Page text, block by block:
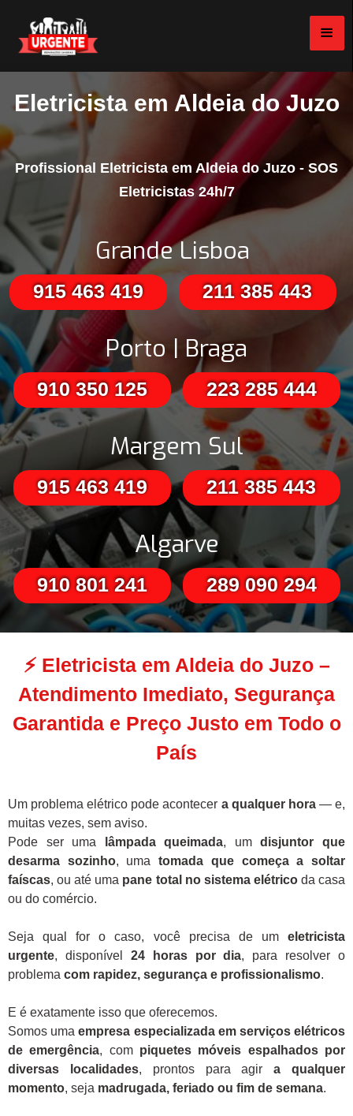
Eletricista em Aldeia do Juzo
Profissional Eletricista em Aldeia do Juzo - SOS
Eletricistas 24h/7
Grande Lisboa
915 463 419 211 385 443
Porto | Braga
910 350 125 223 285 444
Margem Sul
915 463 419 211 385 443
Algarve
910 801 241 289 090 294
⚡ Eletricista em Aldeia do Juzo –
Atendimento Imediato, Segurança
Garantida e Preço Justo em Todo o
País
Um problema elétrico pode acontecer a qualquer hora— e,
muitas vezes, sem aviso.
Pode ser uma
lâmpada queimada, umdisjuntor que
desarma sozinho, umatomada que começa a soltar
faíscas, ou até uma pane total no sistema elétricoda casa
ou do comércio.
Seja qual for o caso, você precisa de um eletricista
urgente, disponível 24 horas por dia, para resolver o
problema com rapidez, segurança e profissionalismo.
E é exatamente isso que oferecemos.
Somos umaempresa especializada em serviços elétricos
de emergência, com piquetes móveis espalhados por
diversas localidades, prontos para agira qualquer
momento, seja madrugada, feriado ou fim de semana.